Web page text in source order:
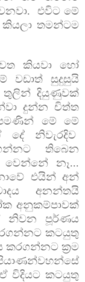
එවිට මේ
තමන්ටම
කියවා හෝ
වඩාත් සුදුසුයි
තුලින් දියුණුවක්
දුන්න චිත්ත
මේ මේ
නිවැරදිව
තිබෙන
වෙන්නේ නෑ...
එයින් අන්
අනන්තයි
අනුකම්පාවක්
නිවන පූර්ණය
කටයුතු
කරගන්නට ක්‍රම
විදියට කටයුතු